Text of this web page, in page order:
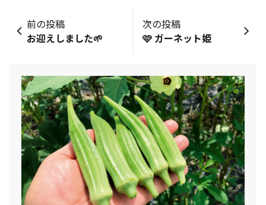
前の投稿
お迎えしました🌱
次の投稿
🩷 ガーネット姫